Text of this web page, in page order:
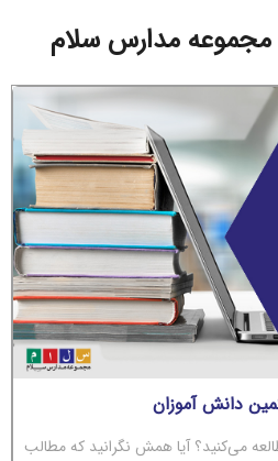
مجموعه مدارس سلام
دانش آموزان
می‌کنید؟ آیا همش نگرانید که مطالب